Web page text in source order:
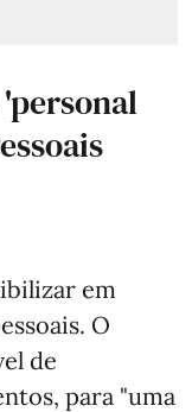
em
O
de
para "uma